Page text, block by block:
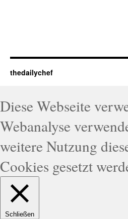
thedailychef
Diese Webseite
Webanalyse
weitere Nutzung
Cookies gesetzt
Schließen